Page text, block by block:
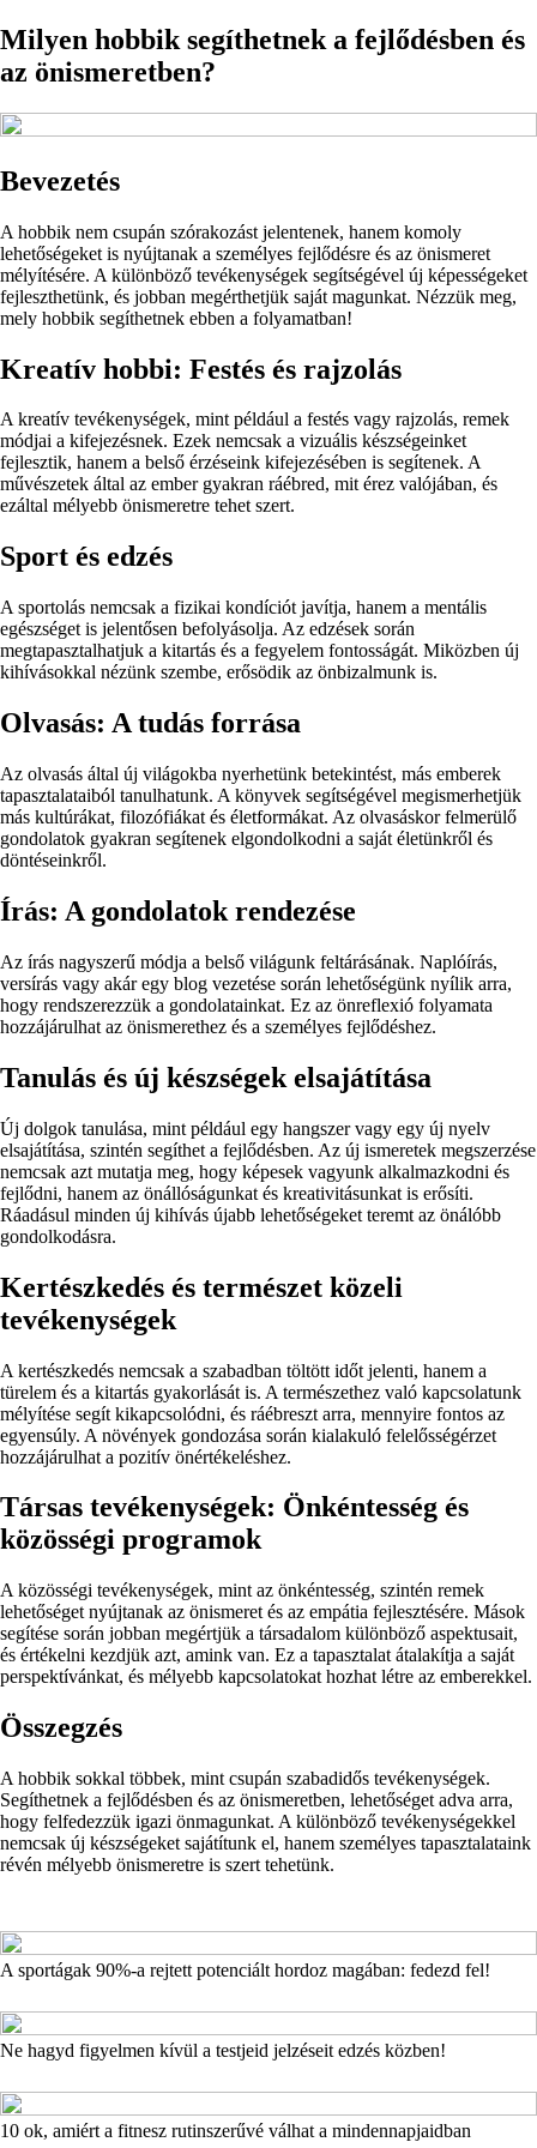
Milyen hobbik segíthetnek a fejlődésben és
az önismeretben?
Bevezetés
A hobbik nem csupán szórakozást jelentenek, hanem komoly
lehetőségeket is nyújtanak a személyes fejlődésre és az önismeret
mélyítésére. A különböző tevékenységek segítségével új képességeket
fejleszthetünk, és jobban megérthetjük saját magunkat. Nézzük meg,
mely hobbik segíthetnek ebben a folyamatban!
Kreatív hobbi: Festés és rajzolás
A kreatív tevékenységek, mint például a festés vagy rajzolás, remek
módjai a kifejezésnek. Ezek nemcsak a vizuális készségeinket
fejlesztik, hanem a belső érzéseink kifejezésében is segítenek. A
művészetek által az ember gyakran ráébred, mit érez valójában, és
ezáltal mélyebb önismeretre tehet szert.
Sport és edzés
A sportolás nemcsak a fizikai kondíciót javítja, hanem a mentális
egészséget is jelentősen befolyásolja. Az edzések során
megtapasztalhatjuk a kitartás és a fegyelem fontosságát. Miközben új
kihívásokkal nézünk szembe, erősödik az önbizalmunk is.
Olvasás: A tudás forrása
Az olvasás által új világokba nyerhetünk betekintést, más emberek
tapasztalataiból tanulhatunk. A könyvek segítségével megismerhetjük
más kultúrákat, filozófiákat és életformákat. Az olvasáskor felmerülő
gondolatok gyakran segítenek elgondolkodni a saját életünkről és
döntéseinkről.
Írás: A gondolatok rendezése
Az írás nagyszerű módja a belső világunk feltárásának. Naplóírás,
versírás vagy akár egy blog vezetése során lehetőségünk nyílik arra,
hogy rendszerezzük a gondolatainkat. Ez az önreflexió folyamata
hozzájárulhat az önismerethez és a személyes fejlődéshez.
Tanulás és új készségek elsajátítása
Új dolgok tanulása, mint például egy hangszer vagy egy új nyelv
elsajátítása, szintén segíthet a fejlődésben. Az új ismeretek megszerzése
nemcsak azt mutatja meg, hogy képesek vagyunk alkalmazkodni és
fejlődni, hanem az önállóságunkat és kreativitásunkat is erősíti.
Ráadásul minden új kihívás újabb lehetőségeket teremt az önálóbb
gondolkodásra.
Kertészkedés és természet közeli
tevékenységek
A kertészkedés nemcsak a szabadban töltött időt jelenti, hanem a
türelem és a kitartás gyakorlását is. A természethez való kapcsolatunk
mélyítése segít kikapcsolódni, és ráébreszt arra, mennyire fontos az
egyensúly. A növények gondozása során kialakuló felelősségérzet
hozzájárulhat a pozitív önértékeléshez.
Társas tevékenységek: Önkéntesség és
közösségi programok
A közösségi tevékenységek, mint az önkéntesség, szintén remek
lehetőséget nyújtanak az önismeret és az empátia fejlesztésére. Mások
segítése során jobban megértjük a társadalom különböző aspektusait,
és értékelni kezdjük azt, amink van. Ez a tapasztalat átalakítja a saját
perspektívánkat, és mélyebb kapcsolatokat hozhat létre az emberekkel.
Összegzés
A hobbik sokkal többek, mint csupán szabadidős tevékenységek.
Segíthetnek a fejlődésben és az önismeretben, lehetőséget adva arra,
hogy felfedezzük igazi önmagunkat. A különböző tevékenységekkel
nemcsak új készségeket sajátítunk el, hanem személyes tapasztalataink
révén mélyebb önismeretre is szert tehetünk.
A sportágak 90%-a rejtett potenciált hordoz magában: fedezd fel!
Ne hagyd figyelmen kívül a testjeid jelzéseit edzés közben!
10 ok, amiért a fitnesz rutinszerűvé válhat a mindennapjaidban